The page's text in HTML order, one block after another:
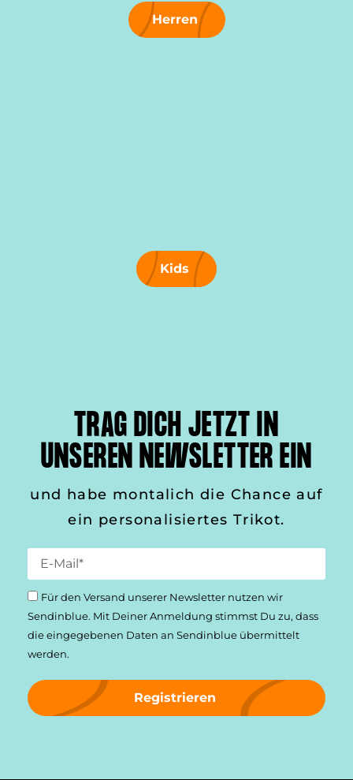
Herren
Kids
TRAG DICH JETZT IN
UNSEREN NEWSLETTER EIN
und habe montalich die Chance auf
ein personalisiertes Trikot.
Für den Versand unserer Newsletter nutzen wir
Sendinblue. Mit Deiner Anmeldung stimmst Du zu, dass
die einge­gebenen Daten an Sendinblue übermittelt
werden.
Registrieren